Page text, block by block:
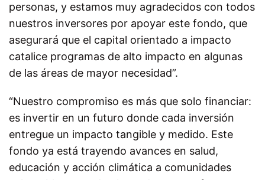
personas, y estamos muy agradecidos con todos
nuestros inversores por apoyar este fondo, que
asegurará que el capital orientado a impacto
catalice programas de alto impacto en algunas
de las áreas de mayor necesidad”.
“Nuestro compromiso es más que solo financiar:
es invertir en un futuro donde cada inversión
entregue un impacto tangible y medido. Este
fondo ya está trayendo avances en salud,
educación y acción climática a comunidades